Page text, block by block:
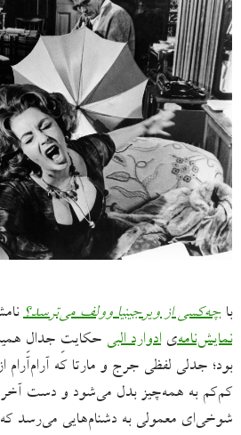
باچه‌کسی از ویرجینیا وولف می‌ترسد؟
نمایش‌نامه‌یادوارد البی حکایتِ جدالِ
بود؛ جدلی لفظی جرج و مارتا که
کم‌کم به همه‌چیز بدل می‌شود و دست آخر
شوخی‌ای معمولی به دشنام‌هایی می‌رسد